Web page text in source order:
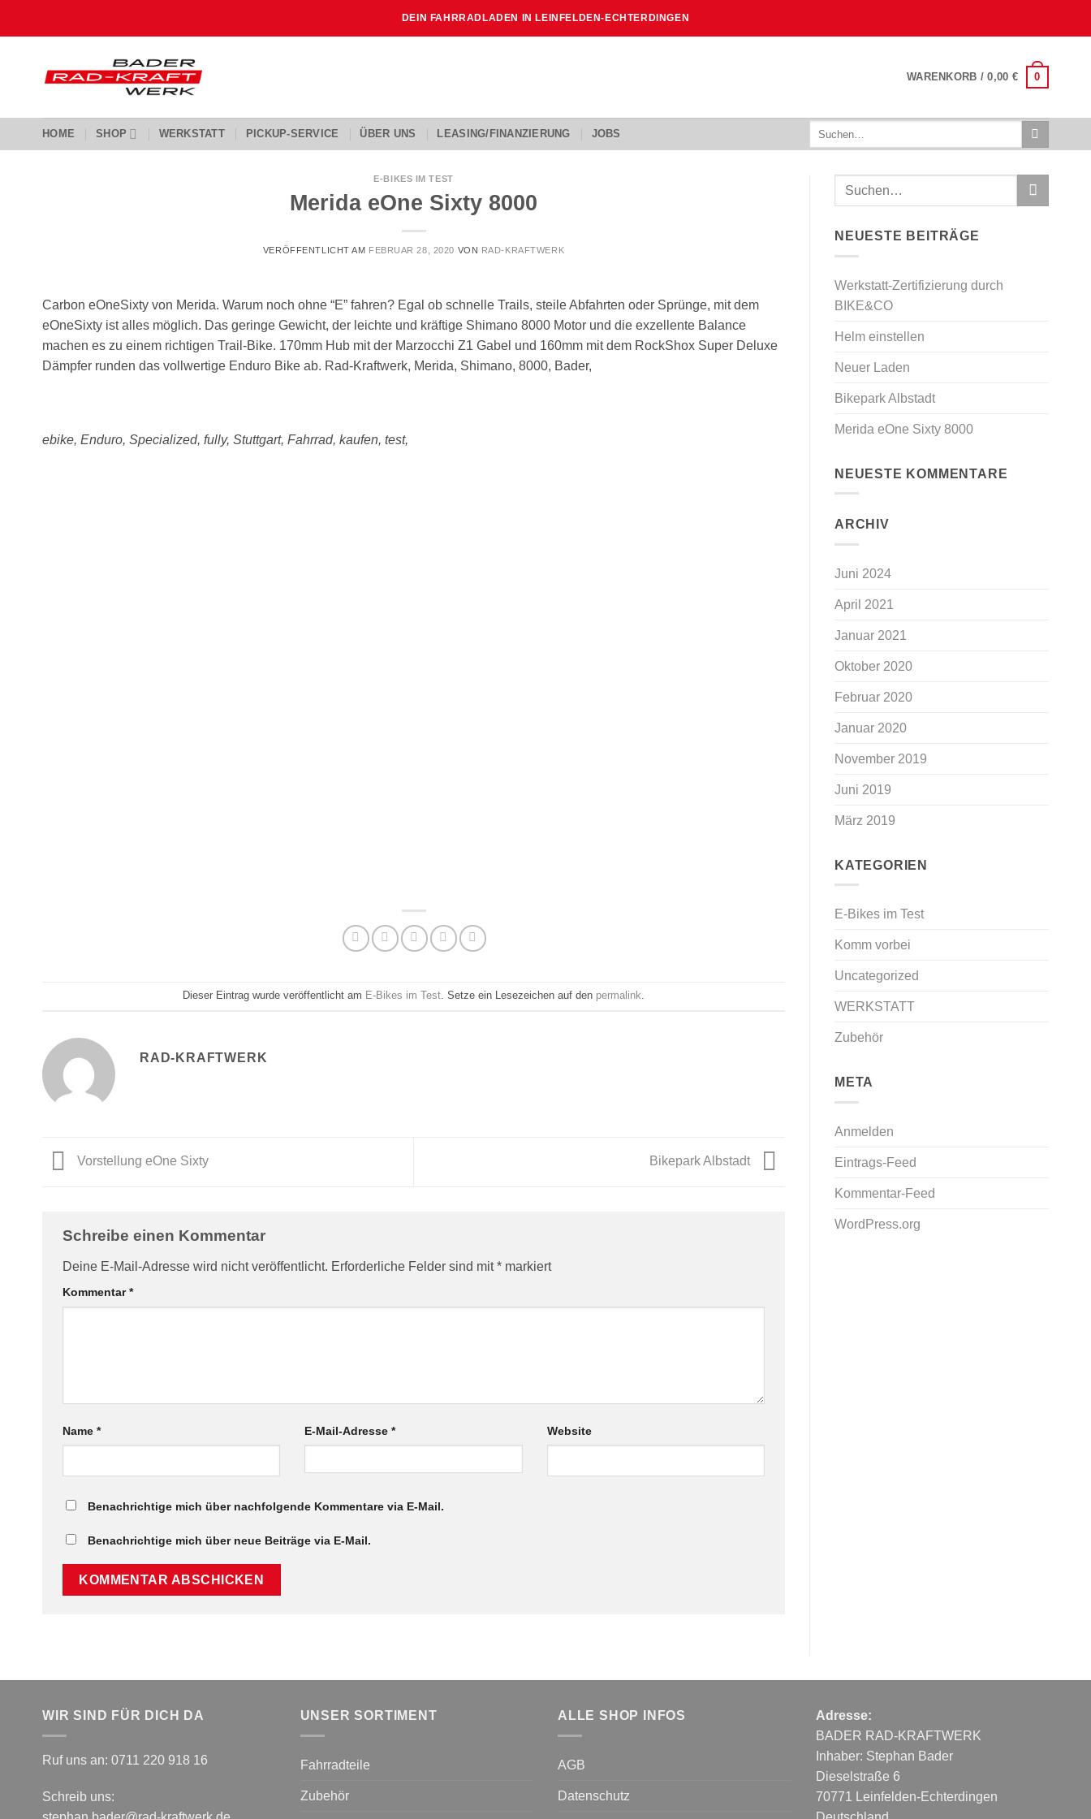
DEIN FAHRRADLADEN IN LEINFELDEN-ECHTERDINGEN
WARENKORB /0,00 € 0
HOME SHOP WERKSTATT PICKUP-SERVICE ÜBER UNS LEASING/FINANZIERUNG JOBS
E-BIKES IM TEST
Merida eOne Sixty 8000
VERÖFFENTLICHT AM FEBRUAR 28, 2020 VON RAD-KRAFTWERK
Carbon eOneSixty von Merida. Warum noch ohne “E” fahren? Egal ob schnelle Trails, steile Abfahrten oder Sprünge, mit dem
eOneSixty ist alles möglich. Das geringe Gewicht, der leichte und kräftige Shimano 8000 Motor und die exzellente Balance
machen es zu einem richtigen Trail-Bike. 170mm Hub mit der Marzocchi Z1 Gabel und 160mm mit dem RockShox Super Deluxe
Dämpfer runden das vollwertige Enduro Bike ab. Rad-Kraftwerk, Merida, Shimano, 8000, Bader,
ebike, Enduro, Specialized, fully, Stuttgart, Fahrrad, kaufen, test,
Dieser Eintrag wurde veröffentlicht am E-Bikes im Test. Setze ein Lesezeichen auf den permalink.
RAD-KRAFTWERK
Vorstellung eOne Sixty Bikepark Albstadt
Schreibe einen Kommentar
Deine E-Mail-Adresse wird nicht veröffentlicht. Erforderliche Felder sind mit* markiert
Kommentar*
Name * E-Mail-Adresse* Website
Benachrichtige mich über nachfolgende Kommentare via E-Mail.
Benachrichtige mich über neue Beiträge via E-Mail.
NEUESTE BEITRÄGE
Werkstatt-Zertifizierung durch
BIKE&CO
Helm einstellen
Neuer Laden
Bikepark Albstadt
Merida eOne Sixty 8000
NEUESTE KOMMENTARE
ARCHIV
Juni 2024
April 2021
Januar 2021
Oktober 2020
Februar 2020
Januar 2020
November 2019
Juni 2019
März 2019
KATEGORIEN
E-Bikes im Test
Komm vorbei
Uncategorized
WERKSTATT
Zubehör
META
Anmelden
Eintrags-Feed
Kommentar-Feed
WordPress.org
WIR SIND FÜR DICH DA
Ruf uns an: 0711 220 918 16
Schreib uns:
UNSER SORTIMENT
Fahrradteile
Zubehör
ALLE SHOP INFOS
AGB
Datenschutz
Adresse:
BADER RAD-KRAFTWERK
Inhaber: Stephan Bader
Dieselstraße 6
70771 Leinfelden-Echterdingen